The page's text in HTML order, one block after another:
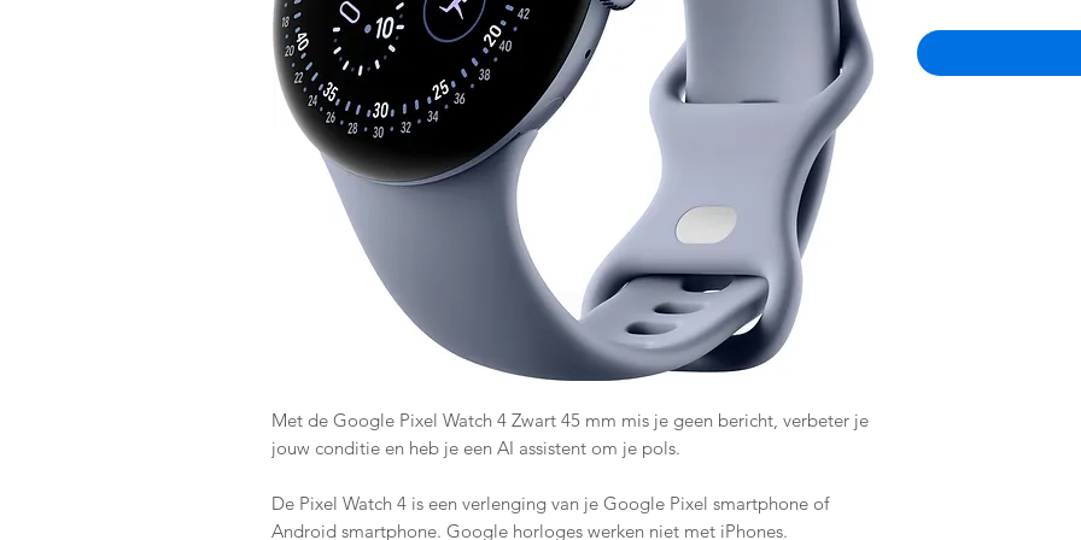
Met de Google Pixel Watch 4 Zwart 45 mm mis je geen bericht, verbeter je
jouw conditie en heb je een AI assistent om je pols.
De Pixel Watch 4 is een verlenging van je Google Pixel smartphone of
Android smartphone. Google horloges werken niet met iPhones.